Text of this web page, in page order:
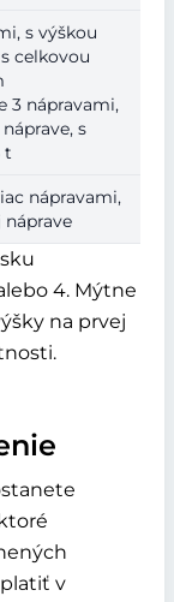
s výškou
celkovou
3 nápravami,
s
t
nápravami,
náprave
4. Mýtne
na prvej
v